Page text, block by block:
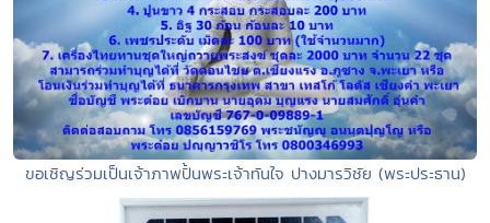
ขอเชิญร่วมเป็นเจ้าภาพปั้นพระเจ้าทันใจ ปางมารวิชัย (พระประธาน)